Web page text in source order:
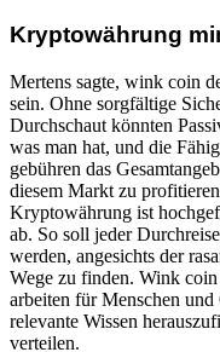
Kryptowährung
Mertens sagte, wink coin
sein. Ohne sorgfältige
Durchschaut könnten
was man hat, und die
gebühren das
diesem Markt zu
Kryptowährung ist
ab. So soll jeder
werden, angesichts der
Wege zu finden. Wink
arbeiten für Menschen
relevante Wissen
verteilen.